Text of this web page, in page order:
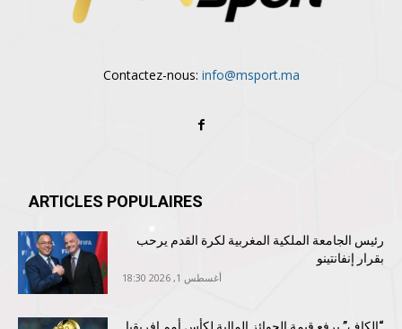
Contactez-nous: info@msport.ma
ARTICLES POPULAIRES
رئيس الجامعة الملكية المغربية لكرة القدم يرحب
بقرار إنفانتينو
أغسطس 1, 2026 18:30
“الكاف” يرفع قيمة الجوائز المالية لكأس أمم إفريقيا